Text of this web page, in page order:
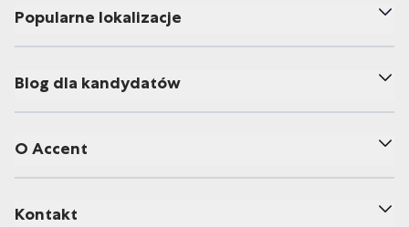
Popularne lokalizacje
Blog dla kandydatów
O Accent
Kontakt